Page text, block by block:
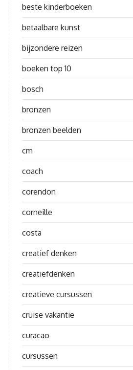
beste kinderboeken
betaalbare kunst
bijzondere reizen
boeken top 10
bosch
bronzen
bronzen beelden
cm
coach
corendon
corneille
costa
creatief denken
creatiefdenken
creatieve cursussen
cruise vakantie
curacao
cursussen